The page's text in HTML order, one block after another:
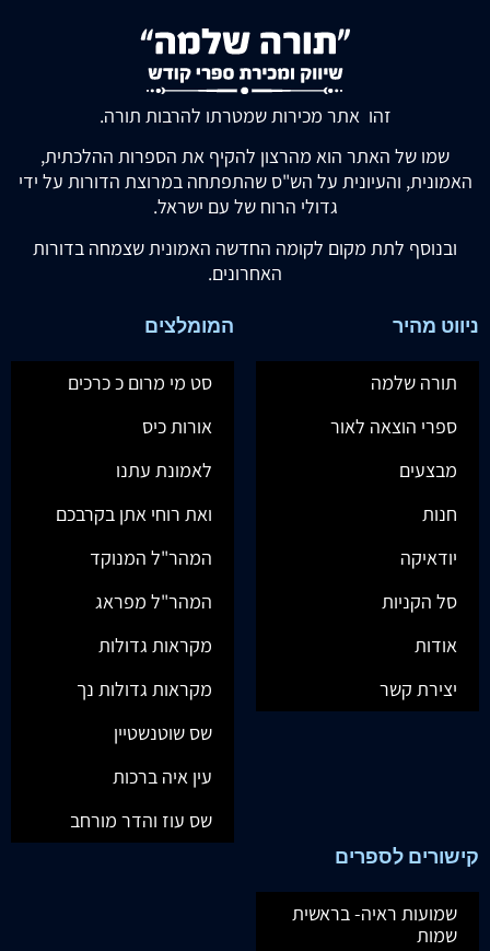
זהו אתר מכירות שמטרתו להרבות תורה.
שמו של האתר הוא מהרצון להקיף את הספרות ההלכתית,
האמונית, והעיונית על הש"ס שהתפתחה במרוצת הדורות על ידי
גדולי הרוח של עם ישראל.
ובנוסף לתת מקום לקומה החדשה האמונית שצמחה בדורות
האחרונים.
ניווט מהיר
תורה שלמה
ספרי הוצאה לאור
מבצעים
חנות
יודאיקה
סל הקניות
אודות
יצירת קשר
המומלצים
סט מי מרום כ כרכים
אורות כיס
לאמונת עתנו
ואת רוחי אתן בקרבכם
המהר"ל המנוקד
המהר"ל מפראג
מקראות גדולות
מקראות גדולות נך
שס שוטנשטיין
עין איה ברכות
שס עוז והדר מורחב
קישורים לספרים
שמועות ראיה- בראשית
שמות